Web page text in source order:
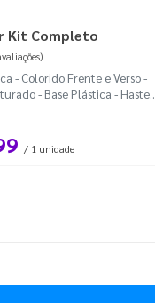
Kit Completo
- Colorido Frente e Verso -
- Base Plástica - Haste
/ 1 unidade